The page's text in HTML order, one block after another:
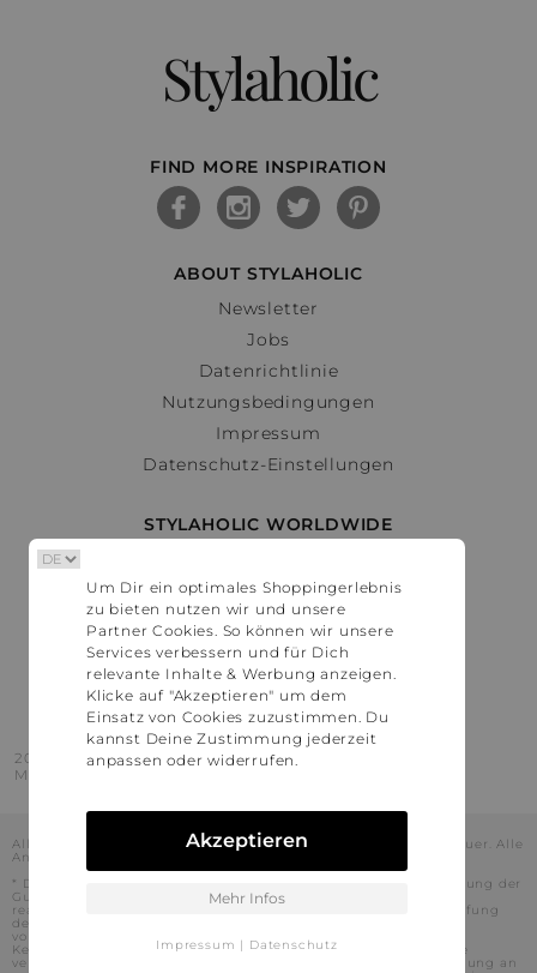
Stylaholic
FIND MORE INSPIRATION
ABOUT STYLAHOLIC
Newsletter
Jobs
Datenrichtlinie
Nutzungsbedingungen
Impressum
Datenschutz-Einstellungen
STYLAHOLIC WORLDWIDE
Österreich
Schweiz
France
United States
2016 - 2026 © Stylaholic.
Made for you with love in munich.
Alle Preise inkl. der jeweils geltenden gesetzlichen Mehrwertsteuer. Alle
Angaben ohne Gewähr.
* Die angezeigten Preise beinhalten Rabatte, die durch die Nutzung der
Gutschein-Codes auf den Seiten unserer Partner voraussichtlich
realisiert werden können. Stylaholic führt keine vollständige Prüfung
der Gutschein-Codes durch und es kann daher in Einzelfällen
vorkommen, dass die Gutscheine abweichend von unserem
Kenntnisstand bei dem jeweiligen Shop nicht oder nur teilweise
verwendet werden können. Darüber hinaus kann deren Verwendung an
Um Dir ein optimales Shoppingerlebnis
zu bieten nutzen wir und unsere
Partner Cookies. So können wir unsere
Services verbessern und für Dich
relevante Inhalte & Werbung anzeigen.
Klicke auf "Akzeptieren" um dem
Einsatz von Cookies zuzustimmen. Du
kannst Deine Zustimmung jederzeit
anpassen oder widerrufen.
Akzeptieren
Mehr Infos
Impressum | Datenschutz